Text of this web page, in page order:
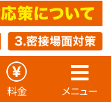
料金 メニュー